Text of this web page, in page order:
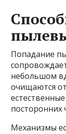
Попадание
небольшом
очищаются
посторонних
Механизмы